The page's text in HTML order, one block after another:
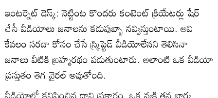
ఇంటర్నెట్ డెస్క్: నెట్టింట కొందరు కంటెంట్ క్రియేటర్లు షేర్
చేసే వీడియోలు జనాలను కడుపుబ్బా నవ్విస్తుంటాయి. అవి
కేవలం సరదా కోసం చేసే స్క్రిప్టెడ్ వీడియోలేనని తెలిసినా
జనాలు వీటికి బ్రహ్మరథం పడుతుంటారు. అలాంటి ఒక వీడియో
ప్రస్తుతం తెగ వైరల్ అవుతోంది.